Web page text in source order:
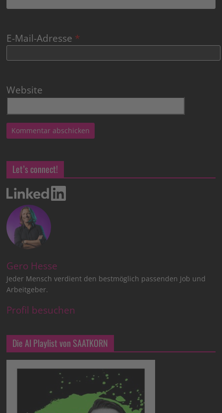
E-Mail-Adresse *
Website
Let’s connect!
Gero Hesse
Jeder Mensch verdient den bestmöglich passenden Job und
Arbeitgeber.
Profil besuchen
Die AI Playlist von SAATKORN